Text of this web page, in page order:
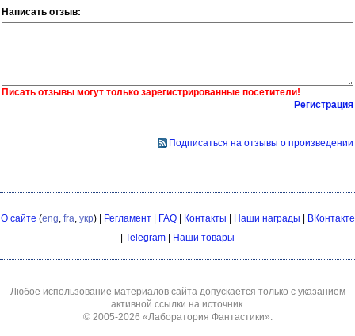
Написать отзыв:
Писать отзывы могут только зарегистрированные посетители!
Регистрация
Подписаться на отзывы о произведении
О сайте (eng fra укр) | Регламент| FAQ| Контакты | Наши награды | ВКонтакте
| Telegram | Наши товары
Любое использование материалов сайта допускается только с указанием
активной ссылки на источник.
© 2005-2026 «Лаборатория Фантастики»